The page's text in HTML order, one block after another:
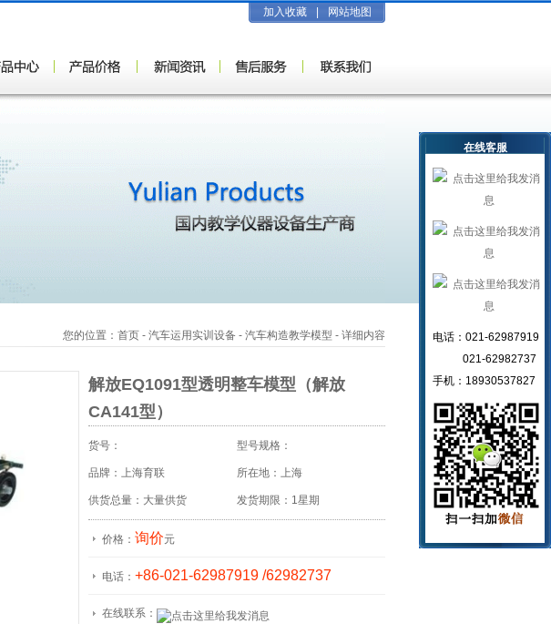
加入收藏 网站地图
您的位置： 首页 - 汽车运用实训设备 - 汽车构造教学模型 - 详细内容
解放EQ1091型透明整车模型（解放
CA141型）
货号： 型号规格：
品牌：上海育联 所在地：上海
供货总量：大量供货 发货期限：1星期
价格： 询价元
电话： +86-021-62987919 /62982737
在线联系：
在线客服
电话：021-62987919
021-62982737
手机：18930537827